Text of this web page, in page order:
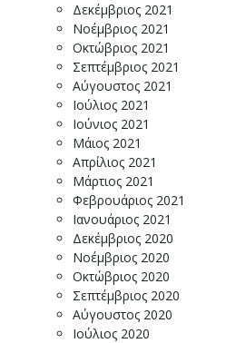
Δεκέμβριος 2021
Νοέμβριος 2021
Οκτώβριος 2021
Σεπτέμβριος 2021
Αύγουστος 2021
Ιούλιος 2021
Ιούνιος 2021
Μάιος 2021
Απρίλιος 2021
Μάρτιος 2021
Φεβρουάριος 2021
Ιανουάριος 2021
Δεκέμβριος 2020
Νοέμβριος 2020
Οκτώβριος 2020
Σεπτέμβριος 2020
Αύγουστος 2020
Ιούλιος 2020